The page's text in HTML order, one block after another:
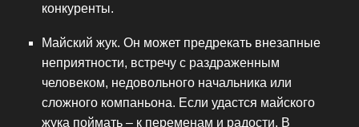
конкуренты.
Майский жук. Он может предрекать внезапные
неприятности, встречу с раздраженным
человеком, недовольного начальника или
сложного компаньона. Если удастся майского
жука поймать – к переменам и радости. В